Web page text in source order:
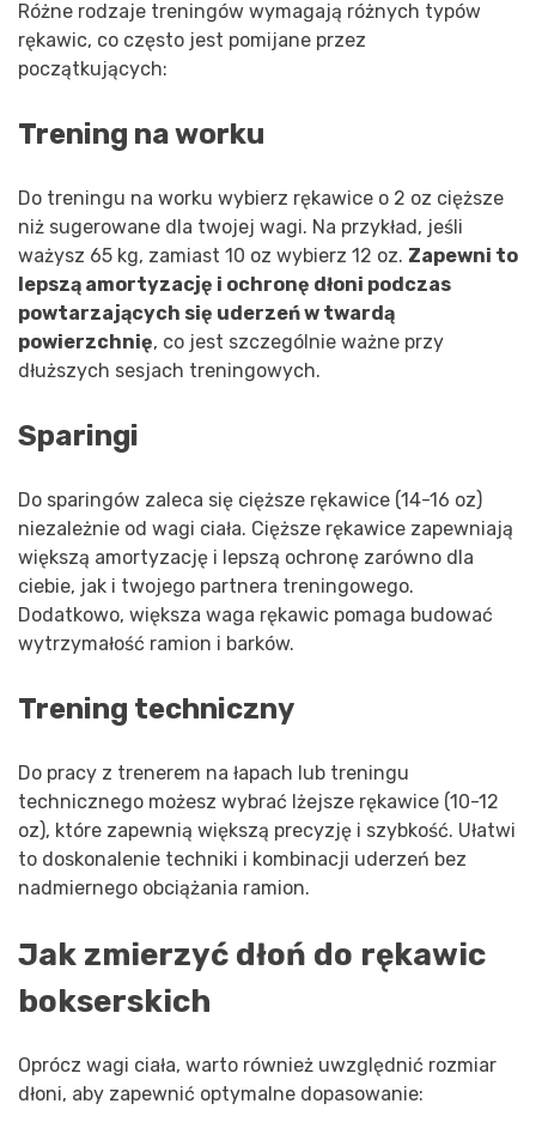
Różne rodzaje treningów wymagają różnych typów
rękawic, co często jest pomijane przez
początkujących:
Trening na worku
Do treningu na worku wybierz rękawice o 2 oz cięższe
niż sugerowane dla twojej wagi. Na przykład, jeśli
ważysz 65 kg, zamiast 10 oz wybierz 12 oz. Zapewni to
lepszą amortyzację i ochronę dłoni podczas
powtarzających się uderzeń w twardą
powierzchnię, co jest szczególnie ważne przy
dłuższych sesjach treningowych.
Sparingi
Do sparingów zaleca się cięższe rękawice (14-16 oz)
niezależnie od wagi ciała. Cięższe rękawice zapewniają
większą amortyzację i lepszą ochronę zarówno dla
ciebie, jak i twojego partnera treningowego.
Dodatkowo, większa waga rękawic pomaga budować
wytrzymałość ramion i barków.
Trening techniczny
Do pracy z trenerem na łapach lub treningu
technicznego możesz wybrać lżejsze rękawice (10-12
oz), które zapewnią większą precyzję i szybkość. Ułatwi
to doskonalenie techniki i kombinacji uderzeń bez
nadmiernego obciążania ramion.
Jak zmierzyć dłoń do rękawic
bokserskich
Oprócz wagi ciała, warto również uwzględnić rozmiar
dłoni, aby zapewnić optymalne dopasowanie: